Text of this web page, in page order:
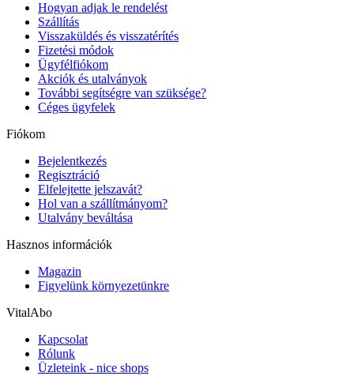
Hogyan adjak le rendelést
Szállítás
Visszaküldés és visszatérítés
Fizetési módok
Ügyfélfiókom
Akciók és utalványok
További segítségre van szüksége?
Céges ügyfelek
Fiókom
Bejelentkezés
Regisztráció
Elfelejtette jelszavát?
Hol van a szállítmányom?
Utalvány beváltása
Hasznos információk
Magazin
Figyelünk környezetünkre
VitalAbo
Kapcsolat
Rólunk
Üzleteink - nice shops